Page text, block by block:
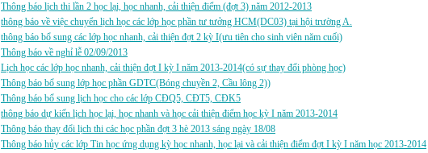
Thông báo lịch thi lần 2 học lại, học nhanh, cải thiện điểm (đợt 3) năm 2012-2013
thông báo về việc chuyển lịch học các lớp học phần tư tưởng HCM(DC03) tại hội trường A.
thông báo bổ sung các lớp học nhanh, cải thiện đợt 2 kỳ I(ưu tiên cho sinh viên năm cuối)
Thông báo về nghỉ lễ 02/09/2013
Lịch học các lớp học nhanh, cải thiện đợt I kỳ I năm 2013-2014(có sự thay đổi phòng học)
Thông báo bổ sung lớp học phần GDTC(Bóng chuyền 2, Cầu lông 2))
Thông báo bổ sung lịch học cho các lớp CĐQ5, CĐT5, CĐK5
thông báo dự kiến lịch học lại, học nhanh và học cải thiện điểm học kỳ I năm 2013-2014
Thông báo thay đổi lịch thi các học phần đợt 3 hè 2013 sáng ngày 18/08
Thông báo hủy các lớp Tin học ứng dụng kỳ học nhanh, học lại và cải thiện điểm đợt I kỳ I năm học 2013-2014